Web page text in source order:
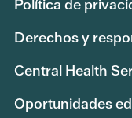
Política de
Derechos y
Central Health
Oportunidades